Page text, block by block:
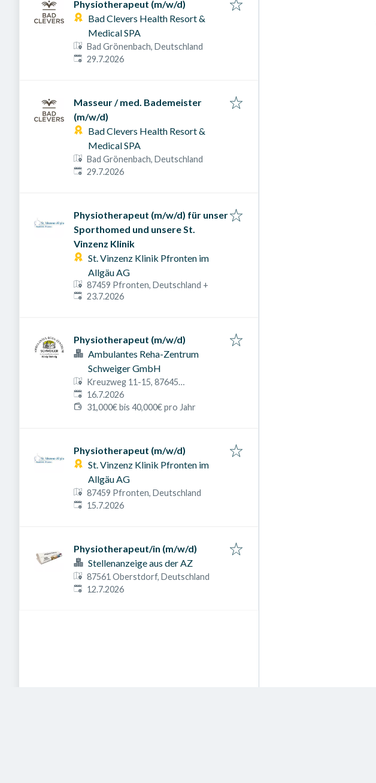
Physiotherapeut (m/w/d)
Bad Clevers Health Resort &
Medical SPA
Bad Grönenbach, Deutschland
Veröffentlicht am
29.7.2026
Masseur / med. Bademeister
(m/w/d)
Bad Clevers Health Resort &
Medical SPA
Bad Grönenbach, Deutschland
Veröffentlicht am
29.7.2026
Physiotherapeut (m/w/d) für unser
Sporthomed und unsere St.
Vinzenz Klinik
St. Vinzenz Klinik Pfronten im
Allgäu AG
87459 Pfronten, Deutschland +
Veröffentlicht am
23.7.2026
Physiotherapeut (m/w/d)
Ambulantes Reha-Zentrum
Schweiger GmbH
Kreuzweg 11-15, 87645
Schwangau, Deutschland
Veröffentlicht am
16.7.2026
31,000€ bis 40,000€ pro Jahr
Physiotherapeut (m/w/d)
St. Vinzenz Klinik Pfronten im
Allgäu AG
87459 Pfronten, Deutschland
Veröffentlicht am
15.7.2026
Physiotherapeut/in (m/w/d)
Stellenanzeige aus der AZ
87561 Oberstdorf, Deutschland
Veröffentlicht am
12.7.2026